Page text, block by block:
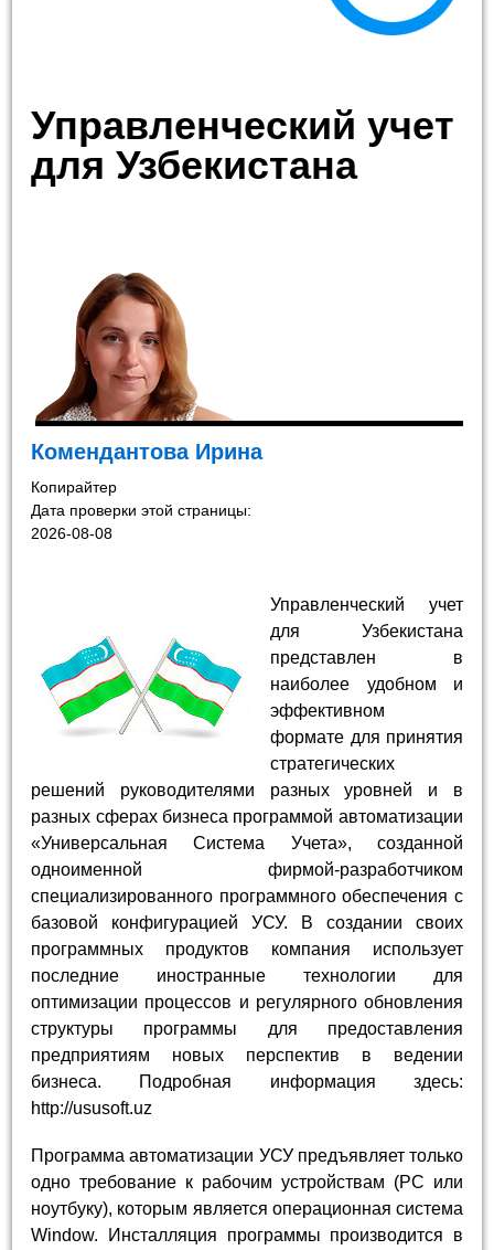
Управленческий учет
для Узбекистана
Комендантова Ирина
Копирайтер
Дата проверки этой страницы:
2026-08-08
Управленческий учет
для Узбекистана
представлен в
наиболее удобном и
эффективном
формате для принятия
стратегических
решений руководителями разных уровней и в
разных сферах бизнеса программой автоматизации
«Универсальная Система Учета», созданной
одноименной фирмой-разработчиком
специализированного программного обеспечения с
базовой конфигурацией УСУ. В создании своих
программных продуктов компания использует
последние иностранные технологии для
оптимизации процессов и регулярного обновления
структуры программы для предоставления
предприятиям новых перспектив в ведении
бизнеса. Подробная информация здесь:
http://ususoft.uz
Программа автоматизации УСУ предъявляет только
одно требование к рабочим устройствам (РС или
ноутбуку), которым является операционная система
Window. Инсталляция программы производится в